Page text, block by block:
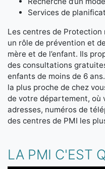
Services de
Les centres de
un rôle de prévention et
mère et de l’enfant. Ils
des consultations
enfants de moins de 6
la plus proche de chez
de votre département, où
adresses, numéros de
des centres de PMI les
LA PMI C'EST